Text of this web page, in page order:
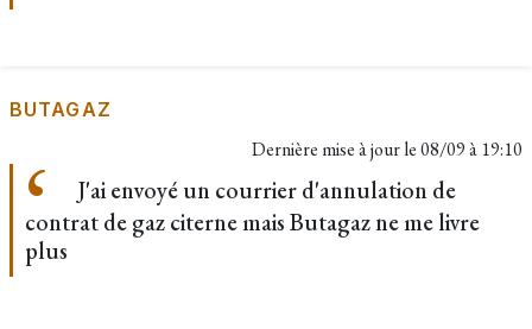
BUTAGAZ
Dernière mise à jour le08/09 à 19:10
J'ai envoyé un courrier d'annulation de
contrat de gaz citerne mais Butagaz ne me livre
plus